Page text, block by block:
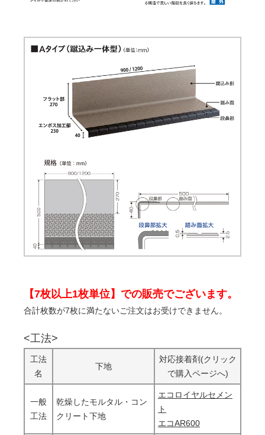
【7枚以上1枚単位】での販売でございます。
合計枚数が7枚に満たないご注文はお受けできません。
<工法>
工法
名
下地
対応接着剤(クリック
で購入ページへ)
一般
工法
乾燥したモルタル・コン
クリート下地
エコロイヤルセメン
ト
エコAR600